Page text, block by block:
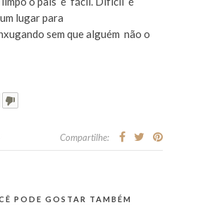
lugar para
sem que alguém não o
Compartilhe:
PODE GOSTAR TAMBÉM